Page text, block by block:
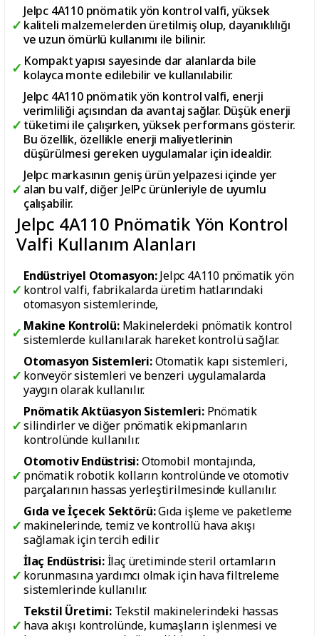
Jelpc 4A110 pnömatik yön kontrol valfi, yüksek
kaliteli malzemelerden üretilmiş olup, dayanıklılığı
ve uzun ömürlü kullanımı ile bilinir.
Kompakt yapısı sayesinde dar alanlarda bile
kolayca monte edilebilir ve kullanılabilir.
Jelpc 4A110 pnömatik yön kontrol valfi, enerji
verimliliği açısından da avantaj sağlar. Düşük enerji
tüketimi ile çalışırken, yüksek performans gösterir.
Bu özellik, özellikle enerji maliyetlerinin
düşürülmesi gereken uygulamalar için idealdir.
Jelpc markasının geniş ürün yelpazesi içinde yer
alan bu valf, diğer JelPc ürünleriyle de uyumlu
çalışabilir.
Jelpc 4A110 Pnömatik Yön Kontrol
Valfi Kullanım Alanları
Endüstriyel Otomasyon:Jelpc 4A110 pnömatik yön
kontrol valfi, fabrikalarda üretim hatlarındaki
otomasyon sistemlerinde,
Makine Kontrolü: Makinelerdeki pnömatik kontrol
sistemlerde kullanılarak hareket kontrolü sağlar.
Otomasyon Sistemleri:Otomatik kapı sistemleri,
konveyör sistemleri ve benzeri uygulamalarda
yaygın olarak kullanılır.
Pnömatik Aktüasyon Sistemleri: Pnömatik
silindirler ve diğer pnömatik ekipmanların
kontrolünde kullanılır.
Otomotiv Endüstrisi:Otomobil montajında,
pnömatik robotik kolların kontrolünde ve otomotiv
parçalarının hassas yerleştirilmesinde kullanılır.
Gıda ve İçecek Sektörü:Gıda işleme ve paketleme
makinelerinde, temiz ve kontrollü hava akışı
sağlamak için tercih edilir.
İlaç Endüstrisi:İlaç üretiminde steril ortamların
korunmasına yardımcı olmak için hava filtreleme
sistemlerinde kullanılır.
Tekstil Üretimi:Tekstil makinelerindeki hassas
hava akışı kontrolünde, kumaşların işlenmesi ve